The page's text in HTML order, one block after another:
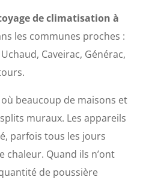
de climatisation à
les communes proches :
Caveirac, Générac,
beaucoup de maisons et
muraux. Les appareils
parfois tous les jours
chaleur. Quand ils n’ont
de poussière